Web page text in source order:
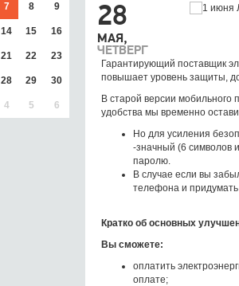
28
МАЯ,
ЧЕТВЕРГ
Гарантирующий поставщик
повышает уровень защиты,
В старой версии
удобства мы временно
Но для усиления
-значный (6 символов
паролю.
В случае если вы
телефона и
Кратко об основных
Вы сможете:
оплатить
оплате;
7 8 9
14 15 16
21 22 23
28 29 30
4 5 6